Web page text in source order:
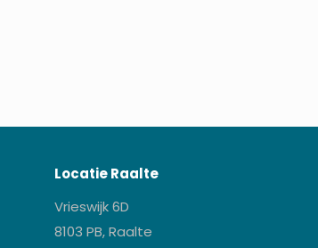
Locatie Raalte
Vrieswijk 6D
8103 PB, Raalte